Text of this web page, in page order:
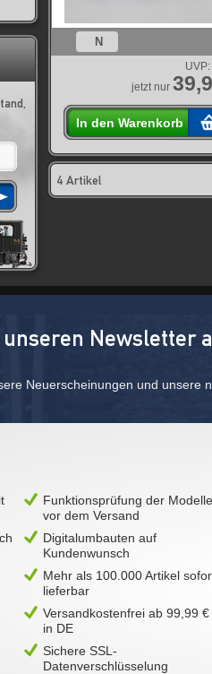
N
UVP:
jetzt nur
In den Warenkorb
4 Artikel
Newsletter
Neuerscheinungen und unsere
Funktionsprüfung der Modelle
vor dem Versand
Digitalumbauten auf
Kundenwunsch
Mehr als 100.000 Artikel
lieferbar
Versandkostenfrei ab 99,99 €
in DE
Sichere SSL-
Datenverschlüsselung